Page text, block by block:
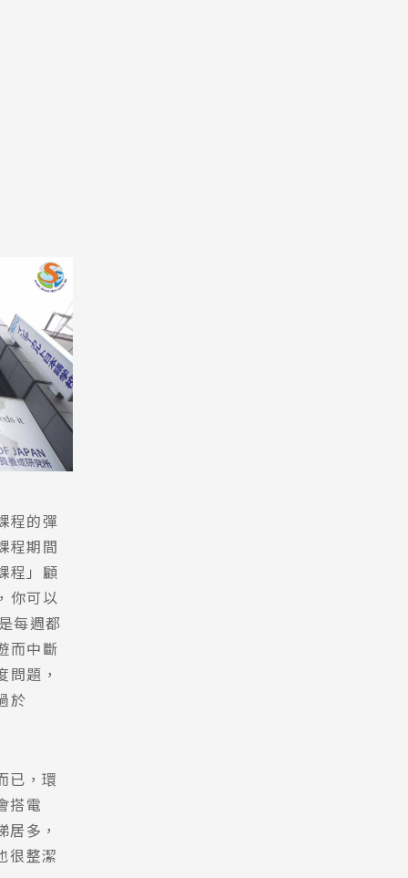
程的彈
程期間
程」顧
你可以
每週都
而中斷
題，
於
已，環
搭電
多，
很整潔